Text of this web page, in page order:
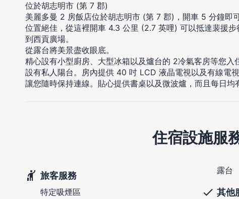
位於胡志明市 (第 7 郡)
美麗多曼 2 房飯店位於胡志明市 (第 7 郡)，開車 5 分鐘即
位置絕佳，從這裡開車 4.3 公里 (2.7 英哩) 可以抵達裴援
到西貢廣場。
從露台將美景盡收眼底。
精心設有小型廚房、大型冰箱以及爐台的 2冷氣客房等您入
設有私人陽台。房內提供 40 吋 LCD 液晶電視以及有線電
讓您隨時保持連線。貼心提供書桌以及微波爐，而且每日均
住宿設施服
旅客服務
特定吸煙區
露台
其他